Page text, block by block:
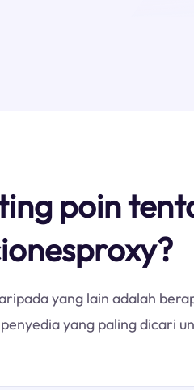
poin
yang lain adalah
yang paling dicari